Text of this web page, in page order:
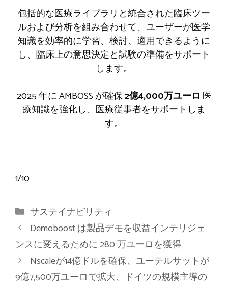
包括的な医療ライブラリと統合された臨床ツー
ルおよび分析を組み合わせて、ユーザーが医学
知識を効率的に学習、検討、適用できるように
し、臨床上の意思決定と試験の準備をサポート
します。
2025 年に AMBOSS が確保2億4,000万ユーロ 医
療知識を強化し、医療従事者をサポートしま
す。
1/10
カ
テ
ゴ
リ
ー
サステイナビリティ
Demoboost は製品デモを収益インテリジェ
ンスに変えるために 280 万ユーロを獲得
Nscaleが14億ドルを確保、ユーテルサットが
9億7,500万ユーロで拡大、ドイツの規模主導の